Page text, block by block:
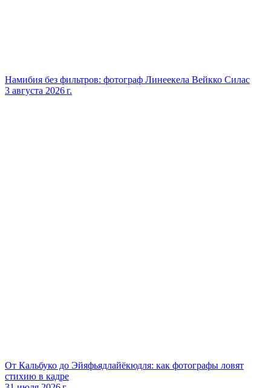
Намибия без фильтров: фотограф Линеекела Вейкко Силас
3 августа 2026 г.
От Кальбуко до Эйяфьядлайёкюдля: как фотографы ловят
стихию в кадре